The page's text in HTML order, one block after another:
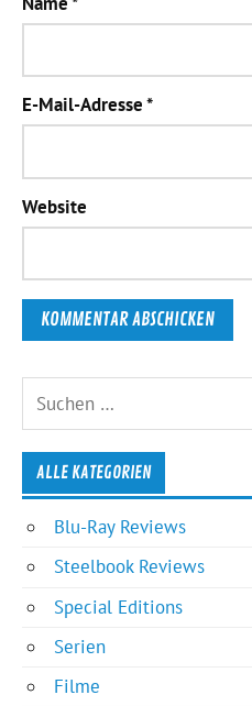
E-Mail-Adresse*
Website
ALLE KATEGORIEN
Blu-Ray Reviews
Steelbook Reviews
Special Editions
Serien
Filme